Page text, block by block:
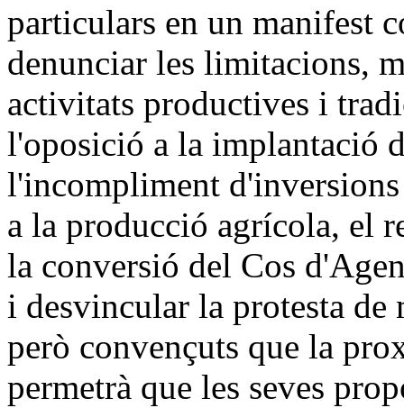
particulars en un manifest
denunciar les limitacions,
activitats productives i
l'oposició a la implantació
l'incompliment d'inversions
a la producció agrícola, el
la conversió del Cos
i desvincular la protesta
però convençuts que la
permetrà que les seves